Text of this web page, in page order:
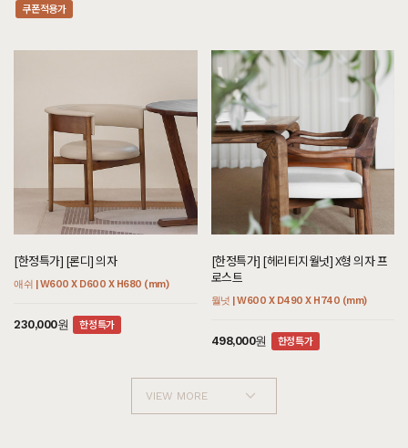
[편백] Z형 2단협탁
편백 | W500 X D400 X H540 (mm)
580,000 522,000원
[셀레스티얼 럭셔리] CH형 수납장
로얄티크 | W1000 X D400 X H1600 (mm)
9,800,000 8,820,000원
쿠폰적용가
[헤리티지월넛] EZ형 거실장
월넛 | W2000 X D300 X H350 (mm)
2,550,000 2,295,000원 쿠폰적용가
[하모니] BN형 거실장
화이트러버 | W1200 X D300 X H900
[까사] B형 미니 식탁/테이블
블랙러버 | W600 X D600 X H730 (mm)
800,000원
[블랙러버] D형 멀티렌지대
블랙러버 | W800 X D600 X H1950 (mm)
2,250,000 2,025,000원 쿠폰적용가
쿠폰적용가
[한정특가] [론디] 의자
애쉬 | W600 X D600 X H680 (mm)
230,000원 한정특가
[한정특가] [헤리티지월넛] X형 의자 프
로스트
월넛 | W600 X D490 X H740 (mm)
498,000원 한정특가
VIEW MORE